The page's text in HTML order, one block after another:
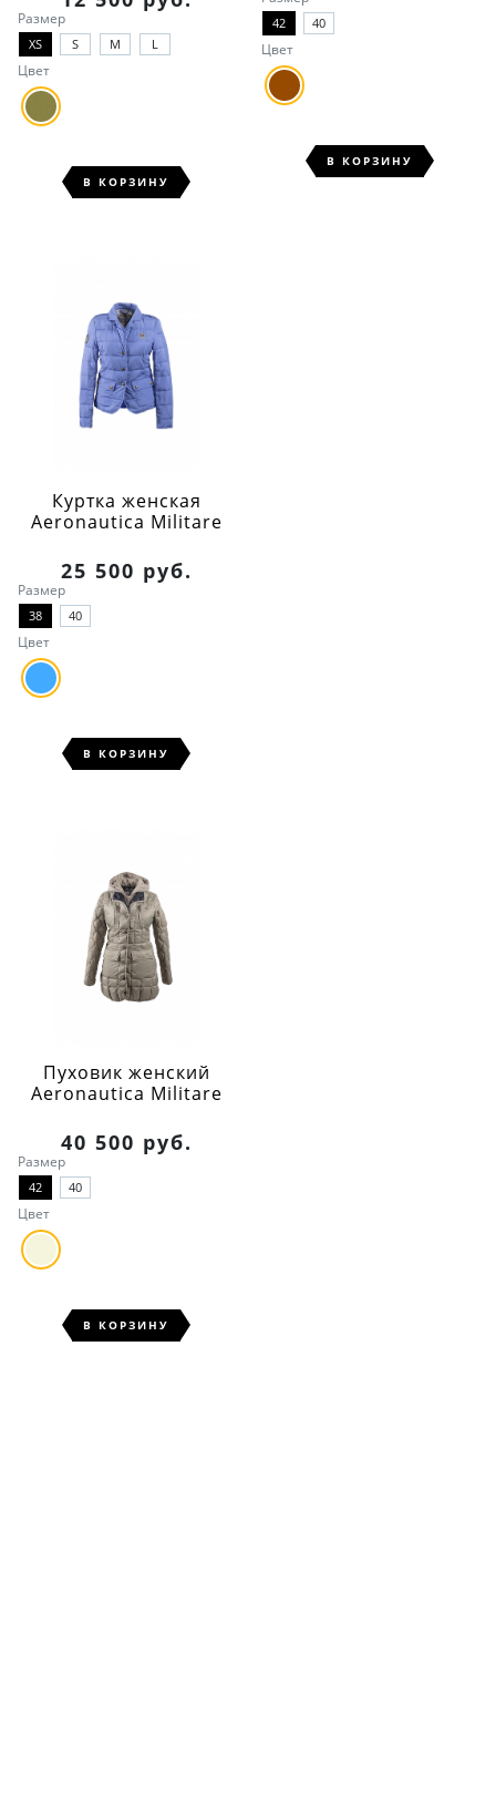
Размер
XS S M L
Цвет
В КОРЗИНУ
42 40
Цвет
В КОРЗИНУ
Куртка женская
Aeronautica Militare
25 500 руб.
Размер
38 40
Цвет
В КОРЗИНУ
Пуховик женский
Aeronautica Militare
40 500 руб.
Размер
42 40
Цвет
В КОРЗИНУ